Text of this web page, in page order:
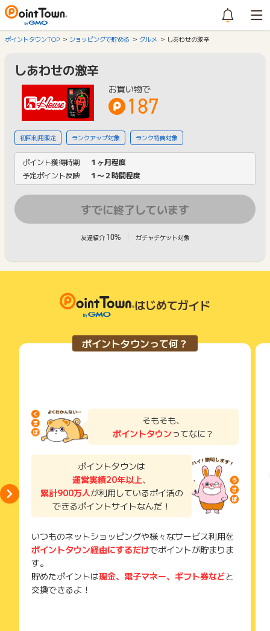
ポイントタウンTOP ショッピングで貯める グルメ しあわせの激辛
しあわせの激辛
お買い物で
187
初回利用限定 ランクアップ対象 ランク特典対象
ポイント獲得時期
１ヶ月程度
予定ポイント反映
１〜２時間程度
すでに終了しています
友達紹介 10% ガチャチケット対象
はじめてガイド
ポイントタウンって何？
そもそも、
ポイントタウンってなに？
ポイントタウンは
運営実績20年以上、
累計900万人が利用しているポイ活の
できるポイントサイトなんだ！
いつものネットショッピングや様々なサービス利用を
ポイントタウン経由にするだけでポイントが貯まりま
す。
貯めたポイントは現金、電子マネー、ギフト券などと
交換できるよ！